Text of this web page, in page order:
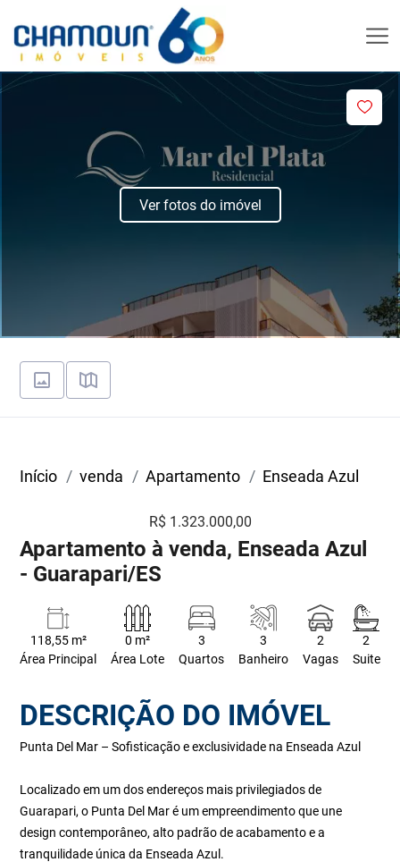
Ver fotos do imóvel
Início venda Apartamento Enseada Azul
R$ 1.323.000,00
Apartamento à venda, Enseada Azul
- Guarapari/ES
118,55 m²
Área Principal
0 m²
Área Lote
3
Quartos
3
Banheiro
2
Vagas
2
Suite
DESCRIÇÃO DO IMÓVEL
Punta Del Mar – Sofisticação e exclusividade na Enseada Azul
Localizado em um dos endereços mais privilegiados de
Guarapari, o Punta Del Mar é um empreendimento que une
design contemporâneo, alto padrão de acabamento e a
tranquilidade única da Enseada Azul.